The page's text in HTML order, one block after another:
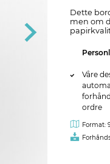
Dette
men om
Våre
ordre
Format: